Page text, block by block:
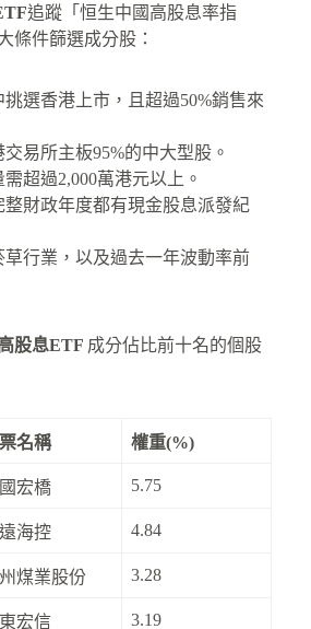
追蹤「恒生中國高股息率指
條件篩選成分股：
選香港上市，且超過50%銷售來
易所主板95%的中大型股。
超過2,000萬港元以上。
財政年度都有現金股息派發紀
行業，以及過去一年波動率前
股息ETF 成分佔比前十名的個股
名稱 權重(%)
宏橋 5.75
海控 4.84
煤業股份 3.28
宏信 3.19